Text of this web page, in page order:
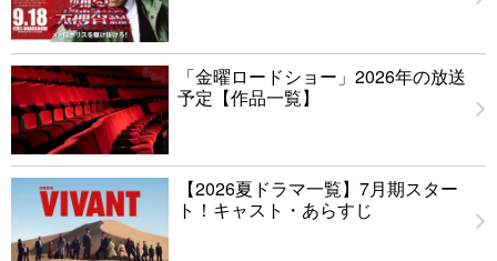
「金曜ロードショー」2026年の放送
予定【作品一覧】
【2026夏ドラマ一覧】7月期スター
ト！キャスト・あらすじ